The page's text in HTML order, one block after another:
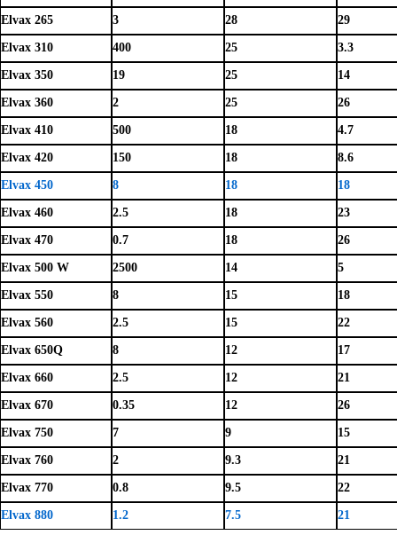
Elvax 265 3 28 29
Elvax 310 400 25 3.3
Elvax 350 19 25 14
Elvax 360 2 25 26
Elvax 410 500 18 4.7
Elvax 420 150 18 8.6
Elvax 450 8 18 18
Elvax 460 2.5 18 23
Elvax 470 0.7 18 26
Elvax 500 W 2500 14 5
Elvax 550 8 15 18
Elvax 560 2.5 15 22
Elvax 650Q 8 12 17
Elvax 660 2.5 12 21
Elvax 670 0.35 12 26
Elvax 750 7 9 15
Elvax 760 2 9.3 21
Elvax 770 0.8 9.5 22
Elvax 880 1.2 7.5 21